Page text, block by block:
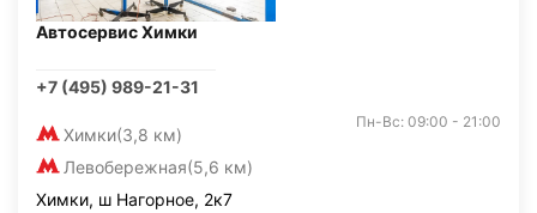
Автосервис Химки
+7 (495) 989-21-31
Химки(3,8 км)
Левобережная(5,6 км)
Пн-Вс: 09:00 - 21:00
Химки, ш Нагорное, 2к7